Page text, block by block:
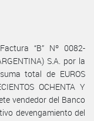
“B” Nº 0082-
S.A. por la
total de EUROS
OCHENTA Y
vendedor del Banco
devengamiento del